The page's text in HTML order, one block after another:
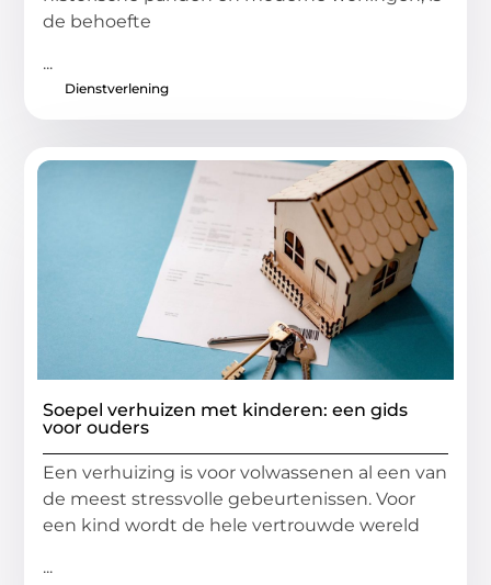
de behoefte
...
Dienstverlening
Soepel verhuizen met kinderen: een gids
voor ouders
Een verhuizing is voor volwassenen al een van
de meest stressvolle gebeurtenissen. Voor
een kind wordt de hele vertrouwde wereld
...